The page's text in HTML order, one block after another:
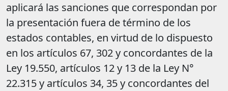
aplicará las sanciones que correspondan por
la presentación fuera de término de los
estados contables, en virtud de lo dispuesto
en los artículos 67, 302 y concordantes de la
Ley 19.550, artículos 12 y 13 de la Ley N°
22.315 y artículos 34, 35 y concordantes del